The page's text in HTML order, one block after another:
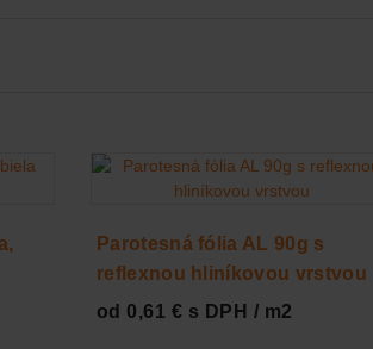
Parotesná fólia AL 90g s
reflexnou hliníkovou vrstvou
od 0,61 € s DPH / m2